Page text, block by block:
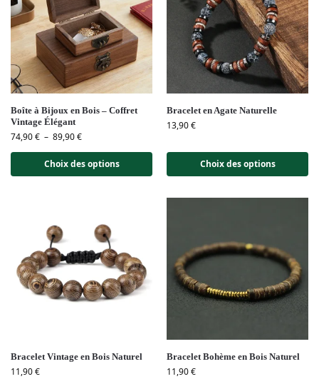
Boîte à Bijoux en Bois – Coffret
Vintage Élégant
74,90€ – 89,90€
Choix des options
Bracelet en Agate Naturelle
13,90€
Choix des options
Bracelet Vintage en Bois Naturel
11,90€
Bracelet Bohème en Bois Naturel
11,90€